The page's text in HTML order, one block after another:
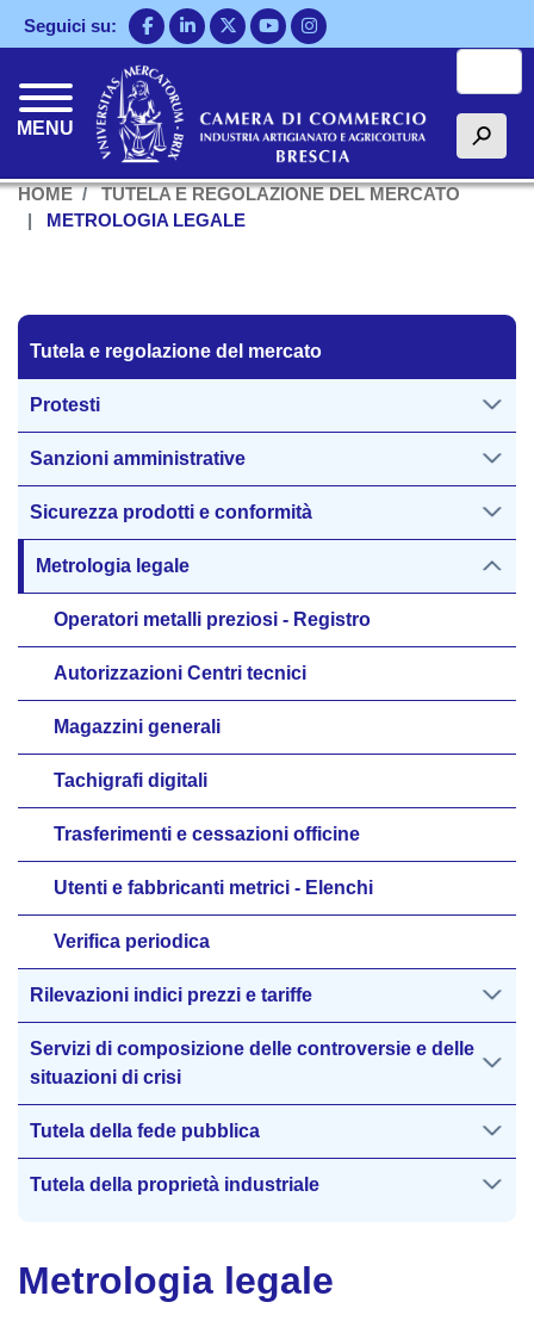
Salta
al
Seguici su:
MENU h
HOME
TUTELA E REGOLAZIONE DEL MERCATO
METROLOGIA LEGALE
Metrologia legale
Tutela regolazione del mercato
Tutela e regolazione del mercato
Protesti
Sanzioni amministrative
Sicurezza prodotti e conformità
Metrologia legale
Operatori metalli preziosi - Registro
Autorizzazioni Centri tecnici
Magazzini generali
Tachigrafi digitali
Trasferimenti e cessazioni officine
Utenti e fabbricanti metrici - Elenchi
Verifica periodica
Rilevazioni indici prezzi e tariffe
Servizi di composizione delle controversie e delle
situazioni di crisi
Tutela della fede pubblica
Tutela della proprietà industriale